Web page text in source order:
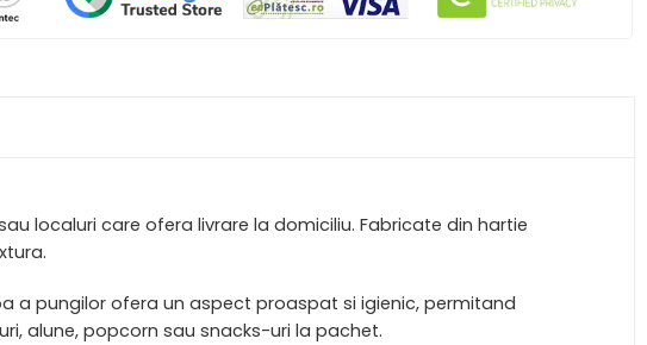
localuri care ofera livrare la domiciliu. Fabricate din hartie
a pungilor ofera un aspect proaspat si igienic, permitand
alune, popcorn sau snacks-uri la pachet.